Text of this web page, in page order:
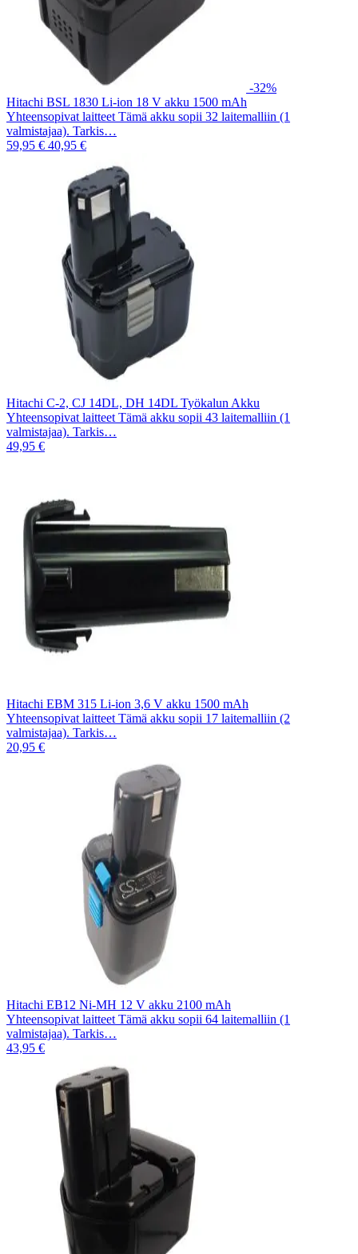
-32%
Hitachi BSL 1830 Li-ion 18 V akku 1500 mAh
Yhteensopivat laitteet Tämä akku sopii 32 laitemalliin (1
valmistajaa). Tarkis…
59,95 € 40,95 €
Hitachi C-2, CJ 14DL, DH 14DL Työkalun Akku
Yhteensopivat laitteet Tämä akku sopii 43 laitemalliin (1
valmistajaa). Tarkis…
49,95 €
Hitachi EBM 315 Li-ion 3,6 V akku 1500 mAh
Yhteensopivat laitteet Tämä akku sopii 17 laitemalliin (2
valmistajaa). Tarkis…
20,95 €
Hitachi EB12 Ni-MH 12 V akku 2100 mAh
Yhteensopivat laitteet Tämä akku sopii 64 laitemalliin (1
valmistajaa). Tarkis…
43,95 €